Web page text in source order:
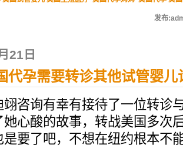
发布
21日
代孕需要转诊其他试管婴
翊咨询有幸有接待了一位转诊
她心酸的故事，转战美国多次
是要了吧，不想在纽约根本不